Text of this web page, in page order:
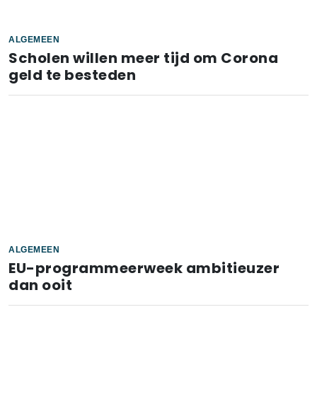
ALGEMEEN
Scholen willen meer tijd om Corona
geld te besteden
ALGEMEEN
EU-programmeerweek ambitieuzer
dan ooit